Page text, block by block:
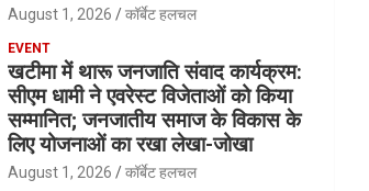
August 1, 2026 कॉर्बेट हलचल
EVENT
खटीमा में थारू जनजाति संवाद कार्यक्रम:
सीएम धामी ने एवरेस्ट विजेताओं को किया
सम्मानित; जनजातीय समाज के विकास के
लिए योजनाओं का रखा लेखा-जोखा
August 1, 2026 कॉर्बेट हलचल